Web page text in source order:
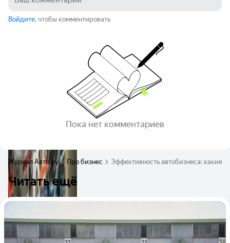
Войдите, чтобы комментировать
Пока нет комментариев
Журнал Авто.ру Про бизнес Эффективность автобизнеса: какие
Читать ещё